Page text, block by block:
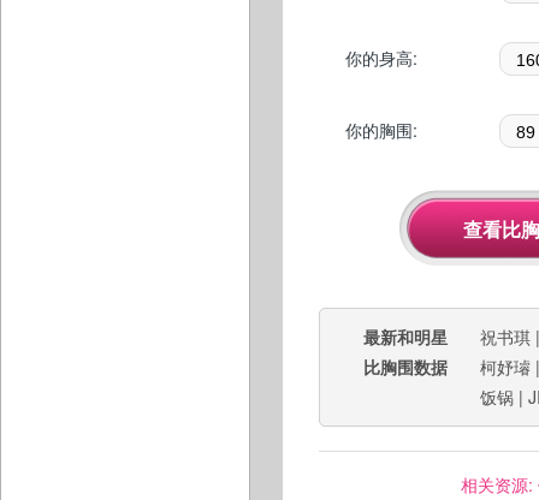
你的身高:
你的胸围:
最新和明星
比胸围数据
祝书琪
柯妤璿
饭锅 |
相关资源: